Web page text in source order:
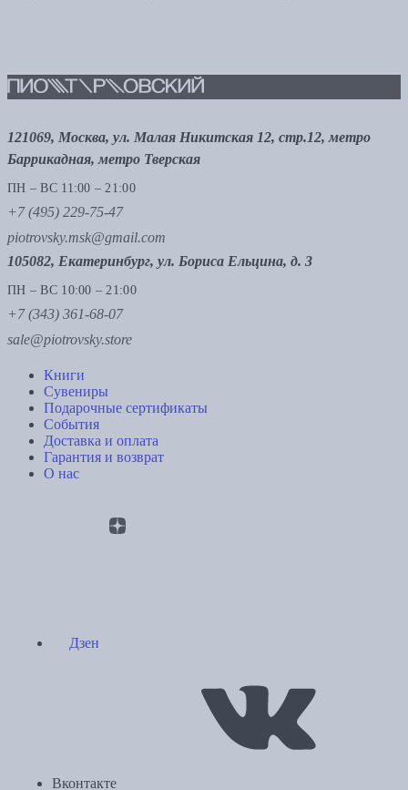
121069, Москва, ул. Малая Никитская 12, стр.12, метро
Баррикадная, метро Тверская
ПН – ВС 11:00 – 21:00
+7 (495) 229-75-47
piotrovsky.msk@gmail.com
105082, Екатеринбург, ул. Бориса Ельцина, д. 3
ПН – ВС 10:00 – 21:00
+7 (343) 361-68-07
sale@piotrovsky.store
Книги
Сувениры
Подарочные сертификаты
События
Доставка и оплата
Гарантия и возврат
О нас
Дзен
Вконтакте